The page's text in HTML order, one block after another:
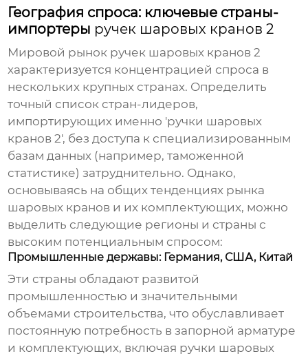
География спроса: ключевые страны-
импортеры ручек шаровых кранов 2
Мировой рынок ручек шаровых кранов 2
характеризуется концентрацией спроса в
нескольких крупных странах. Определить
точный список стран-лидеров,
импортирующих именно 'ручки шаровых
кранов 2', без доступа к специализированным
базам данных (например, таможенной
статистике) затруднительно. Однако,
основываясь на общих тенденциях рынка
шаровых кранов и их комплектующих, можно
выделить следующие регионы и страны с
высоким потенциальным спросом:
Промышленные державы: Германия, США, Китай
Эти страны обладают развитой
промышленностью и значительными
объемами строительства, что обуславливает
постоянную потребность в запорной арматуре
и комплектующих, включая ручки шаровых